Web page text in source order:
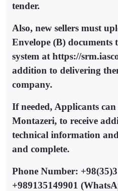
tender.
Also, new sellers must
Envelope (B) documents
system at https://
addition to delivering
company.
If needed, Applicants
Montazeri, to receive
technical information
and complete.
Phone Number:
+989135149901